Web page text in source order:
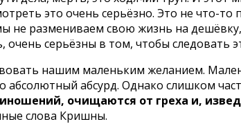
это очень серьёзно. Это не что-
размениваем свою жизнь на дешёвку,
очень серьёзны в том, чтобы
нашим маленьким желанием.
абсурд. Однако слишком
очищаются от греха и,
слова Кришны.